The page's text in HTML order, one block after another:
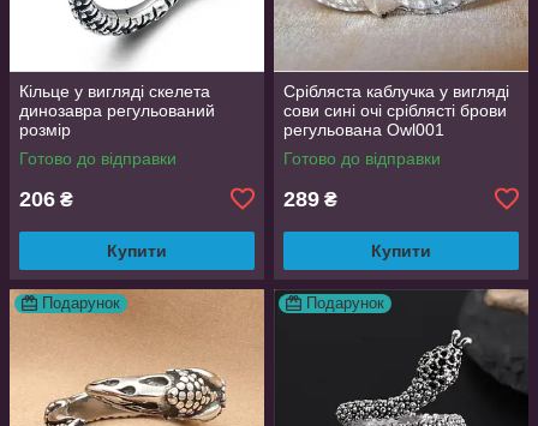
Кільце у вигляді скелета
динозавра регульований
розмір
Готово до відправки
206 ₴
Купити
Срібляста каблучка у вигляді
сови сині очі сріблясті брови
регульована Owl001
Готово до відправки
289 ₴
Купити
Подарунок Подарунок